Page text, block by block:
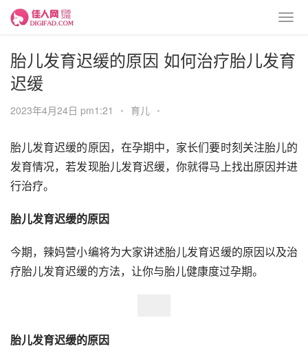
胎儿发育迟缓的原因 如何治疗胎儿发育
迟缓
2023年4月24日 pm1:21 • 育儿 •
胎儿发育迟缓的原因，在孕期中，家长们要时刻关注胎儿的
发育情况，若发现胎儿发育迟缓，你就得马上找出原因并进
行治疗。
胎儿发育迟缓的原因
今期，辣妈营小编将为大家讲述胎儿发育迟缓的原因以及治
疗胎儿发育迟缓的方法，让你与胎儿健康度过孕期。
胎儿发育迟缓的原因